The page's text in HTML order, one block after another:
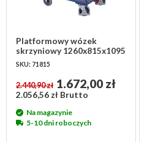
Platformowy wózek
skrzyniowy 1260x815x1095
mm z uchylną klapą
SKU: 71815
2.440,90 zł 1.672,00 zł
2.056,56 zł Brutto
Na magazynie
5-10 dni roboczych